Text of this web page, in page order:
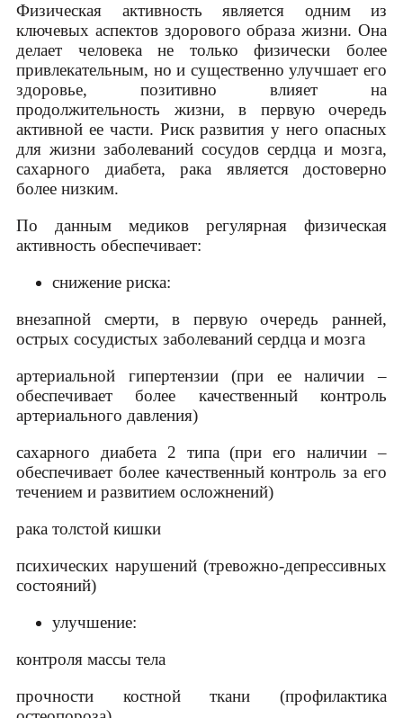
Физическая активность является одним из
ключевых аспектов здорового образа жизни. Она
делает человека не только физически более
привлекательным, но и существенно улучшает его
здоровье, позитивно влияет на
продолжительность жизни, в первую очередь
активной ее части. Риск развития у него опасных
для жизни заболеваний сосудов сердца и мозга,
сахарного диабета, рака является достоверно
более низким.
По данным медиков регулярная физическая
активность обеспечивает:
снижение риска:
внезапной смерти, в первую очередь ранней,
острых сосудистых заболеваний сердца и мозга
артериальной гипертензии (при ее наличии –
обеспечивает более качественный контроль
артериального давления)
сахарного диабета 2 типа (при его наличии –
обеспечивает более качественный контроль за его
течением и развитием осложнений)
рака толстой кишки
психических нарушений (тревожно-депрессивных
состояний)
улучшение:
контроля массы тела
прочности костной ткани (профилактика